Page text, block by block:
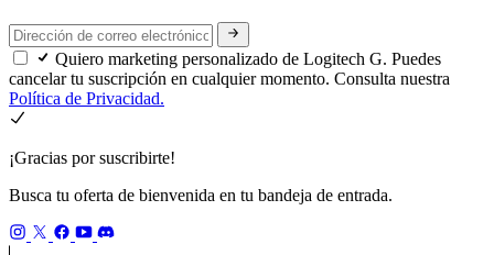
Quiero marketing personalizado de Logitech G. Puedes
cancelar tu suscripción en cualquier momento. Consulta nuestra
Política de Privacidad.
¡Gracias por suscribirte!
Busca tu oferta de bienvenida en tu bandeja de entrada.